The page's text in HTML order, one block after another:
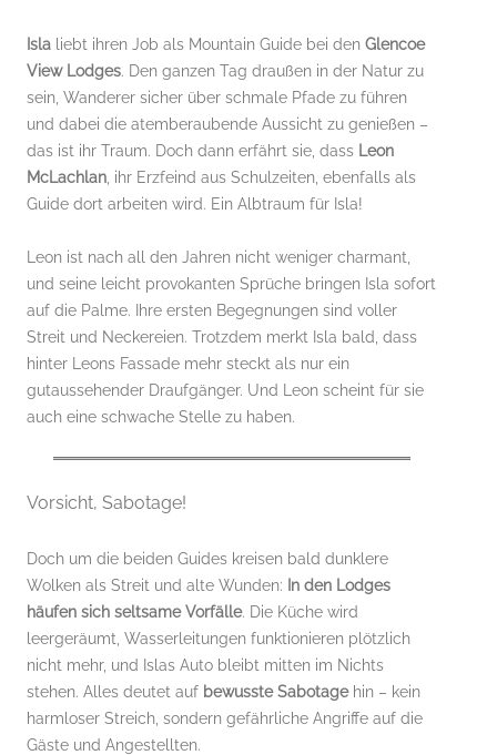
Isla liebt ihren Job als Mountain Guide bei den Glencoe
View Lodges. Den ganzen Tag draußen in der Natur zu
sein, Wanderer sicher über schmale Pfade zu führen
und dabei die atemberaubende Aussicht zu genießen –
das ist ihr Traum. Doch dann erfährt sie, dass Leon
McLachlan , ihr Erzfeind aus Schulzeiten, ebenfalls als
Guide dort arbeiten wird. Ein Albtraum für Isla!
Leon ist nach all den Jahren nicht weniger charmant,
und seine leicht provokanten Sprüche bringen Isla sofort
auf die Palme. Ihre ersten Begegnungen sind voller
Streit und Neckereien. Trotzdem merkt Isla bald, dass
hinter Leons Fassade mehr steckt als nur ein
gutaussehender Draufgänger. Und Leon scheint für sie
auch eine schwache Stelle zu haben.
Vorsicht, Sabotage!
Doch um die beiden Guides kreisen bald dunklere
Wolken als Streit und alte Wunden: In den Lodges
häufen sich seltsame Vorfälle. Die Küche wird
leergeräumt, Wasserleitungen funktionieren plötzlich
nicht mehr, und Islas Auto bleibt mitten im Nichts
stehen. Alles deutet auf bewusste Sabotagehin – kein
harmloser Streich, sondern gefährliche Angriffe auf die
Gäste und Angestellten.